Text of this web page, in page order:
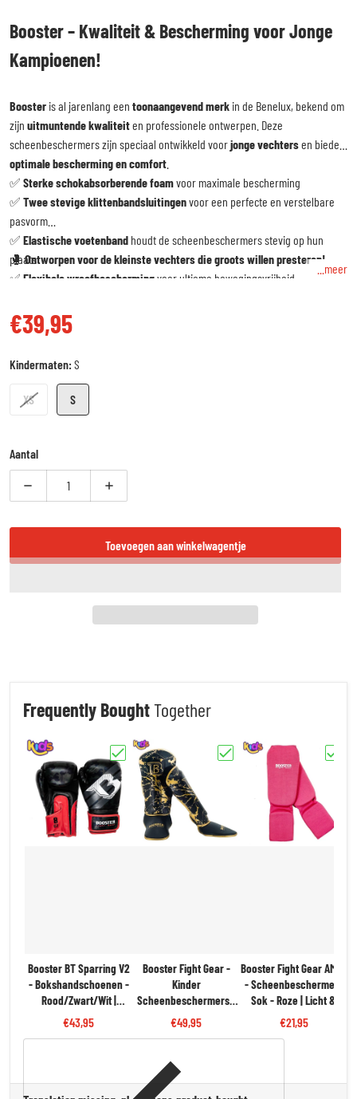
Booster – Kwaliteit & Bescherming voor Jonge
Kampioenen!
Booster is al jarenlang een toonaangevend merk in de Benelux, bekend om
zijn uitmuntende kwaliteiten professionele ontwerpen. Deze
scheenbeschermers zijn speciaal ontwikkeld voorjonge vechtersen bieden
optimale bescherming en comfort
✅ Sterke schokabsorberende foamvoor maximale bescherming
✅ Twee stevige klittenbandsluitingenvoor een perfecte en verstelbare
pasvorm
✅ Elastische voetenband houdt de scheenbeschermers stevig op hun
plaats
✅ Flexibele wreefbeschermingvoor ultieme bewegingsvrijheid
🥊Ontworpen voor de kleinste vechters die groots willen presteren!
...meer
€39,95
Kindermaten: S
XS S
Aantal
Verlaag aantal voor Booster Fight Gear Alpha Series - Kinder
Verhoog aantal voor Booster Fight Gear Alpha Series
Toevoegen aan winkelwagentje
Frequently BoughtTogether
Kies "Booster BT Sparring V2 - Bokshandschoenen -
Booster BT Sparring V2
- Bokshandschoenen -
Rood/Zwart/Wit |
Perfect voor Training
€43,95
Kies "Booster Fight Gear -
Booster Fight Gear -
Kinder
Scheenbeschermers -
Goud/Zwart | Licht &
Sterk
€49,95
Booster Fight Gear AMSG
- Scheenbeschermers
Sok - Roze | Licht &
Flexibel
€21,95